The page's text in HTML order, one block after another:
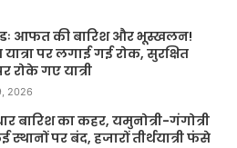
आफत की बारिश और भूस्खलन!
यात्रा पर लगाई गई रोक, सुरक्षित
रोके गए यात्री
2026
बारिश का कहर, यमुनोत्री-गंगोत्री
स्थानों पर बंद, हजारों तीर्थयात्री फंसे